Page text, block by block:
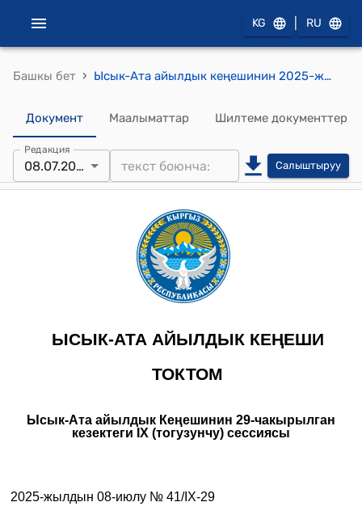
KG RU
Башкы бет › Ысык-Ата айылдык кеңешинин 2025-жылдын 8-июлундагы № 41/IX-29 "Демөөрчүлөр аркылуу Ысык-Ата айыл аймагынын Алмалуу айылынын Осмонкул Бөлөбалаев атындагы жалпы билим берүү мектебинин 3-кабатын капиталдык оңдоодон өткөрүү жана жалпы мектептин жылытуу системасын орнотуу жана от калоо жайын капиталдык оңдоодон өткөрүү жана Ысык-Ата айыл өкмөтүнүн 2025-жылдын социалдык-экономикалык өнүгүү программасына өзгөртүү киргизгенге макулдук берүү жөнүндө" токтому
Документ Маалыматтар Шилтеме документтер
Редакция
08.07.2025 Салыштыруу